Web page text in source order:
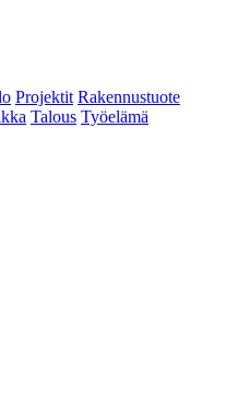
Projektit Rakennustuote
Talous Työelämä